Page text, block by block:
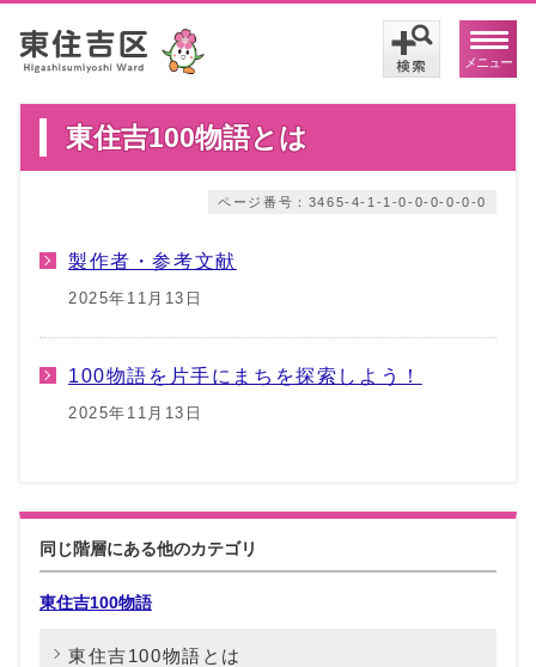
メニュー
東住吉100物語とは
ページ番号：3465-4-1-1-0-0-0-0-0-0
製作者・参考文献
2025年11月13日
100物語を片手にまちを探索しよう！
2025年11月13日
同じ階層にある他のカテゴリ
東住吉100物語
東住吉100物語とは